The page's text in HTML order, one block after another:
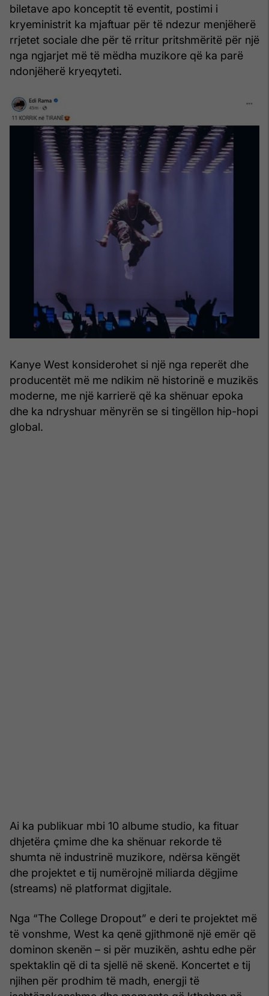
biletave apo konceptit të eventit, postimi i
kryeministrit ka mjaftuar për të ndezur menjëherë
rrjetet sociale dhe për të rritur pritshmëritë për një
nga ngjarjet më të mëdha muzikore që ka parë
ndonjëherë kryeqyteti.
Kanye West konsiderohet si një nga reperët dhe
producentët më me ndikim në historinë e muzikës
moderne, me një karrierë që ka shënuar epoka
dhe ka ndryshuar mënyrën se si tingëllon hip-hopi
global.
Ai ka publikuar mbi 10 albume studio, ka fituar
dhjetëra çmime dhe ka shënuar rekorde të
shumta në industrinë muzikore, ndërsa këngët
dhe projektet e tij numërojnë miliarda dëgjime
(streams) në platformat digjitale.
Nga “The College Dropout” e deri te projektet më
të vonshme, West ka qenë gjithmonë një emër që
dominon skenën – si për muzikën, ashtu edhe për
spektaklin që di ta sjellë në skenë. Koncertet e tij
njihen për prodhim të madh, energji të